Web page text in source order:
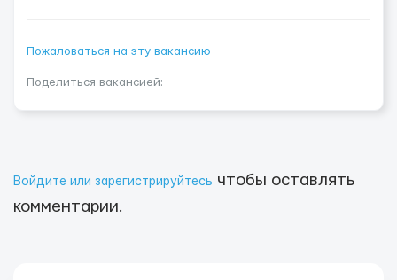
Пожаловаться на эту вакансию
Поделиться вакансией:
Войдите или зарегистрируйтесь чтобы оставлять
комментарии.